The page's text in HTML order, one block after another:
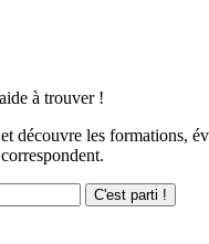
à trouver !
et découvre les formations,
C'est parti !